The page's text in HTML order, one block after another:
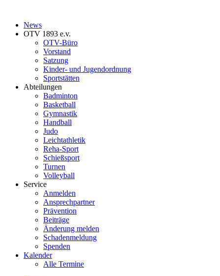
News
OTV 1893 e.v.
OTV-Büro
Vorstand
Satzung
Kinder- und Jugendordnung
Sportstätten
Abteilungen
Badminton
Basketball
Gymnastik
Handball
Judo
Leichtathletik
Reha-Sport
Schießsport
Turnen
Volleyball
Service
Anmelden
Ansprechpartner
Prävention
Beiträge
Änderung melden
Schadenmeldung
Spenden
Kalender
Alle Termine